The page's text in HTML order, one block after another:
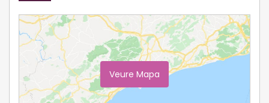
Veure Mapa